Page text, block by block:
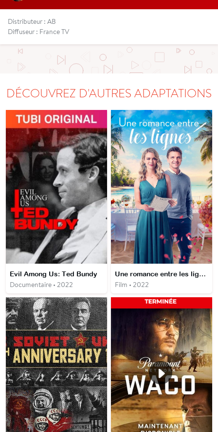
Distributeur : AB
Diffuseur : France TV
DÉCOUVREZ D'AUTRES ADAPTATIONS
Evil Among Us: Ted Bundy
Documentaire • 2022
Une romance entre les lignes
Film • 2022